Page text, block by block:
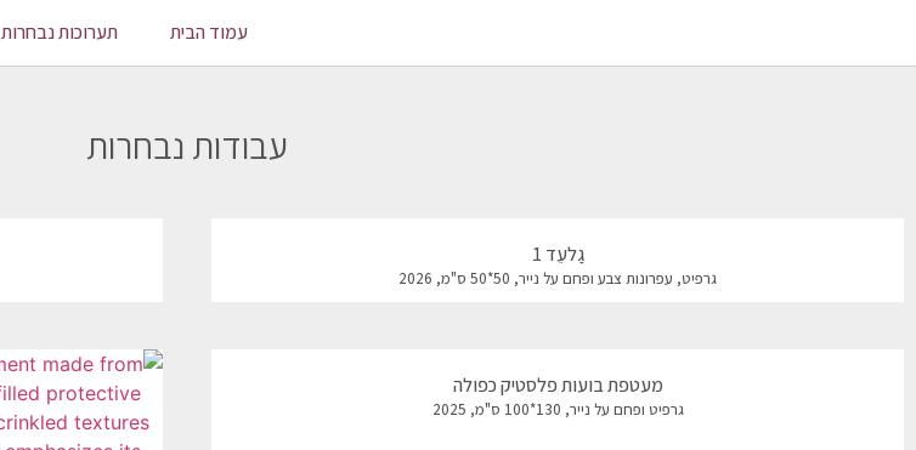
עמוד הבית תערוכות נבחרות
עבודות נבחרות
גַלעֵד 1
גרפיט, עפרונות צבע ופחם על נייר, 50*50 ס"מ, 2026
מעטפת בועות פלסטיק כפולה
גרפיט ופחם על נייר, 130*100 ס"מ, 2025